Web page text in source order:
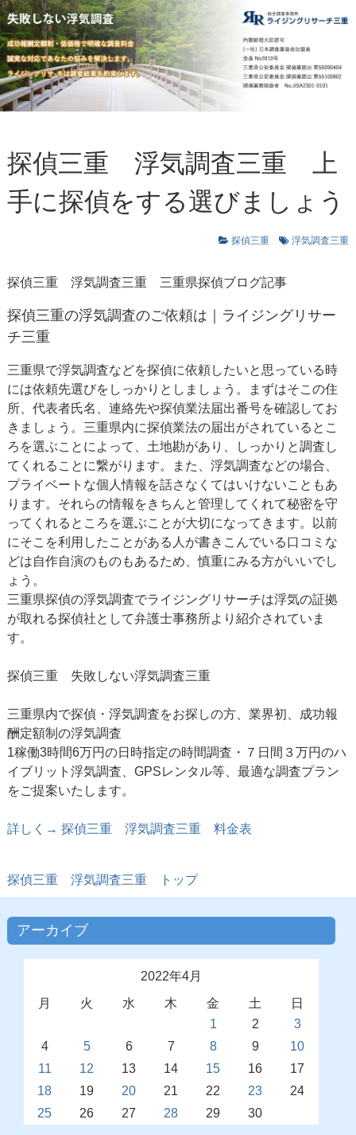
探偵三重 浮気調査三重 上
手に探偵をする選びましょう
探偵三重 浮気調査三重
探偵三重 浮気調査三重三重県探偵ブログ記事
探偵三重の浮気調査のご依頼は｜ライジングリサー
チ三重
三重県で浮気調査などを探偵に依頼したいと思っている時
には依頼先選びをしっかりとしましょう。まずはそこの住
所、代表者氏名、連絡先や探偵業法届出番号を確認してお
きましょう。三重県内に探偵業法の届出がされているとこ
ろを選ぶことによって、土地勘があり、しっかりと調査し
てくれることに繋がります。また、浮気調査などの場合、
プライベートな個人情報を話さなくてはいけないこともあ
ります。それらの情報をきちんと管理してくれて秘密を守
ってくれるところを選ぶことが大切になってきます。以前
にそこを利用したことがある人が書きこんでいる口コミな
どは自作自演のものもあるため、慎重にみる方がいいでし
ょう。
三重県探偵の浮気調査でライジングリサーチは浮気の証拠
が取れる探偵社として弁護士事務所より紹介されていま
す。
探偵三重失敗しない浮気調査三重
三重県内で探偵・浮気調査をお探しの方、業界初、成功報
酬定額制の浮気調査
1稼働3時間6万円の日時指定の時間調査・７日間３万円のハ
イブリット浮気調査、GPSレンタル等、最適な調査プラン
をご提案いたします。
詳しく→ 探偵三重 浮気調査三重 料金表
探偵三重浮気調査三重 トップ
アーカイブ
2022年4月
月
火 水 木 金 土
日
1
2
3
4
5 6 7 8 9
10
11
12 13 14 15 16
17
18
19 20 21 22 23
24
25
26 27 28 29 30